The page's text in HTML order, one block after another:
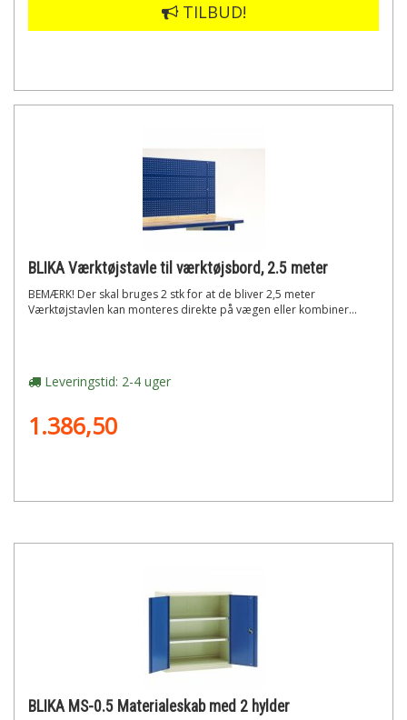
TILBUD!
BLIKA Værktøjstavle til værktøjsbord, 2.5 meter
BEMÆRK! Der skal bruges 2 stk for at de bliver 2,5 meter
Værktøjstavlen kan monteres direkte på vægen eller kombiner...
Leveringstid: 2-4 uger
1.386,50
BLIKA MS-0.5 Materialeskab med 2 hylder